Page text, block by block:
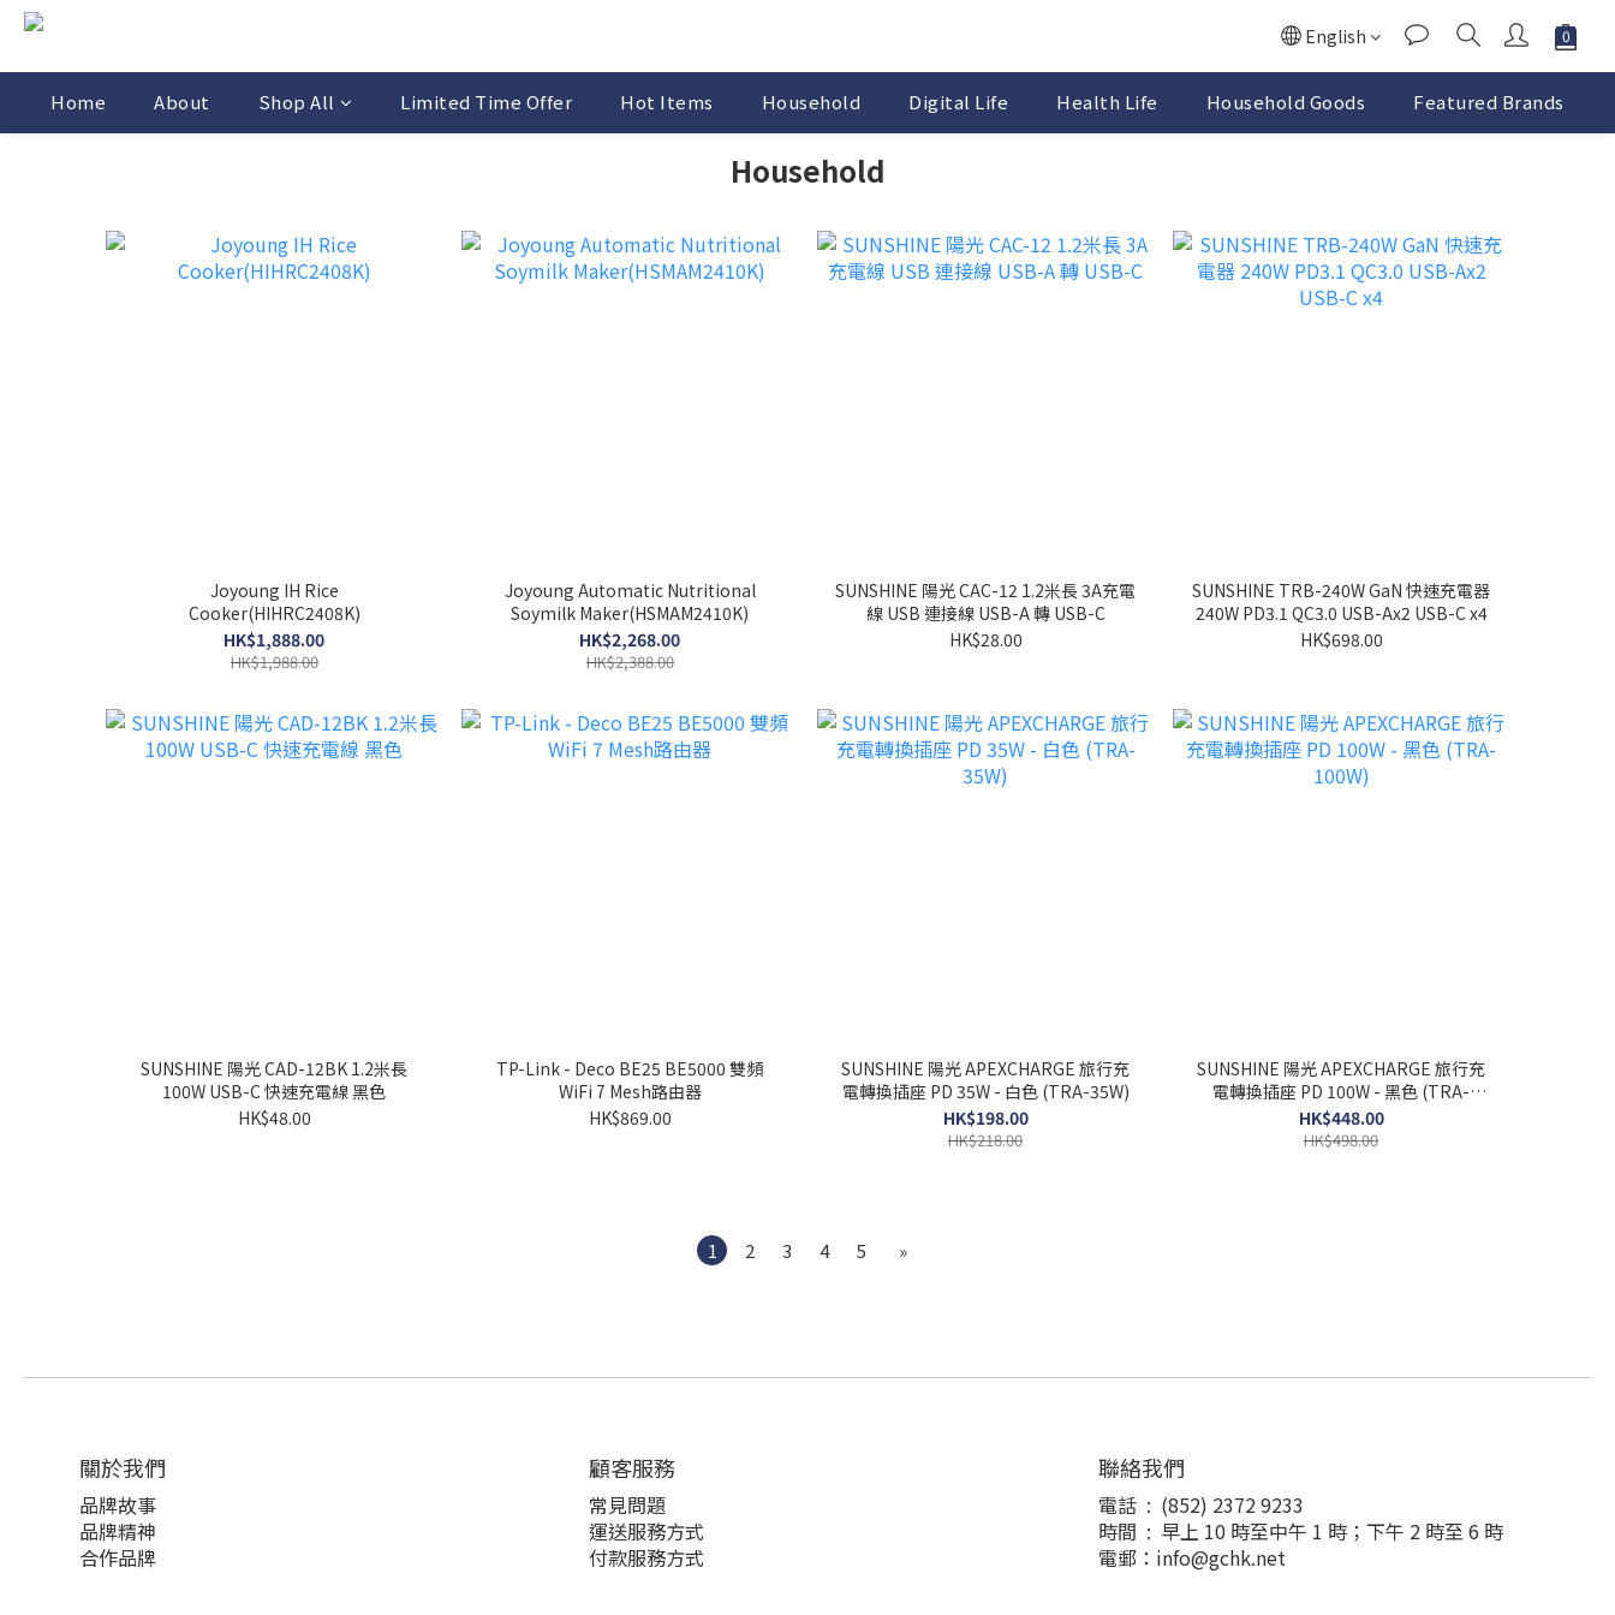
English
Home About Shop All Limited Time Offer Hot Items Household Digital Life Health Life Household Goods Featured Brands
Household
Joyoung IH Rice
Cooker(HIHRC2408K)
HK$1,888.00
HK$1,988.00
Joyoung Automatic Nutritional
Soymilk Maker(HSMAM2410K)
HK$2,268.00
HK$2,388.00
SUNSHINE 陽光 CAC-12 1.2米長 3A充電
線 USB 連接線 USB-A 轉 USB-C
HK$28.00
SUNSHINE TRB-240W GaN 快速充電器
240W PD3.1 QC3.0 USB-Ax2 USB-C x4
HK$698.00
SUNSHINE 陽光 CAD-12BK 1.2米長
100W USB-C 快速充電線 黑色
HK$48.00
TP-Link - Deco BE25 BE5000 雙頻
WiFi 7 Mesh路由器
HK$869.00
SUNSHINE 陽光 APEXCHARGE 旅行充
電轉換插座 PD 35W - 白色 (TRA-35W)
HK$198.00
HK$218.00
SUNSHINE 陽光 APEXCHARGE 旅行充
電轉換插座 PD 100W - 黑色 (TRA-
100W)
HK$448.00
HK$498.00
1 2 3 4 5 »
關於我們
品牌故事
品牌精神
合作品牌
顧客服務
常見問題
運送服務方式
付款服務方式
聯絡我們
電話 : (852) 2372 9233
時間 : 早上 10 時至中午 1 時；下午 2 時至 6 時
電郵：info@gchk.net